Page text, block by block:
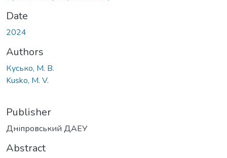
Date
2024
Authors
Кусько, М. В.
Kusko, M. V.
Publisher
Дніпровський ДАЕУ
Abstract